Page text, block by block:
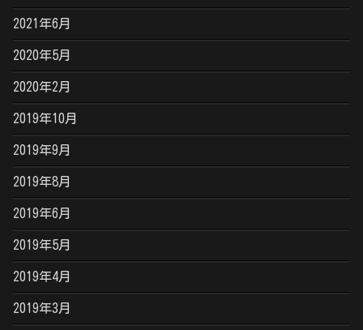
2021年6月
2020年5月
2020年2月
2019年10月
2019年9月
2019年8月
2019年6月
2019年5月
2019年4月
2019年3月